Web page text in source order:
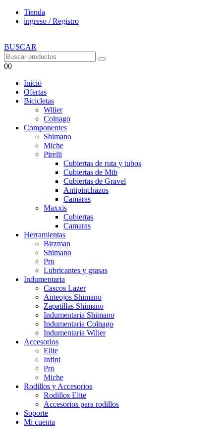
Tienda
ingreso / Registro
BUSCAR
00
Inicio
Ofertas
Bicicletas
Wilier
Colnago
Componentes
Shimano
Miche
Pirelli
Cubiertas de ruta y tubos
Cubiertas de Mtb
Cubiertas de Gravel
Antipinchazos
Camaras
Maxxis
Cubiertas
Camaras
Herramientas
Birzman
Shimano
Pro
Lubricantes y grasas
Indumentaria
Cascos Lazer
Anteojos Shimano
Zapatillas Shimano
Indumentaria Shimano
Indumentaria Colnago
Indumentaria Wilier
Accesorios
Elite
Infini
Pro
Miche
Rodillos y Accesorios
Rodillos Elite
Accesorios para rodillos
Soporte
Mi cuenta